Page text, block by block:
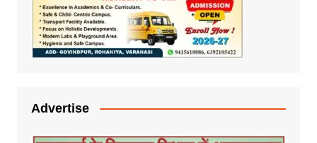
Advertise